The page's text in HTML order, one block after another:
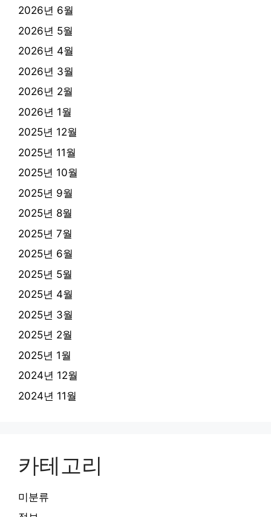
2026년 6월
2026년 5월
2026년 4월
2026년 3월
2026년 2월
2026년 1월
2025년 12월
2025년 11월
2025년 10월
2025년 9월
2025년 8월
2025년 7월
2025년 6월
2025년 5월
2025년 4월
2025년 3월
2025년 2월
2025년 1월
2024년 12월
2024년 11월
카테고리
미분류